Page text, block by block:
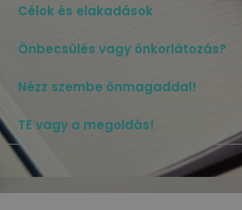
Célok és elakadások
Önbecsülés vagy önkorlátozás?
Nézz szembe önmagaddal!
TE vagy a megoldás!